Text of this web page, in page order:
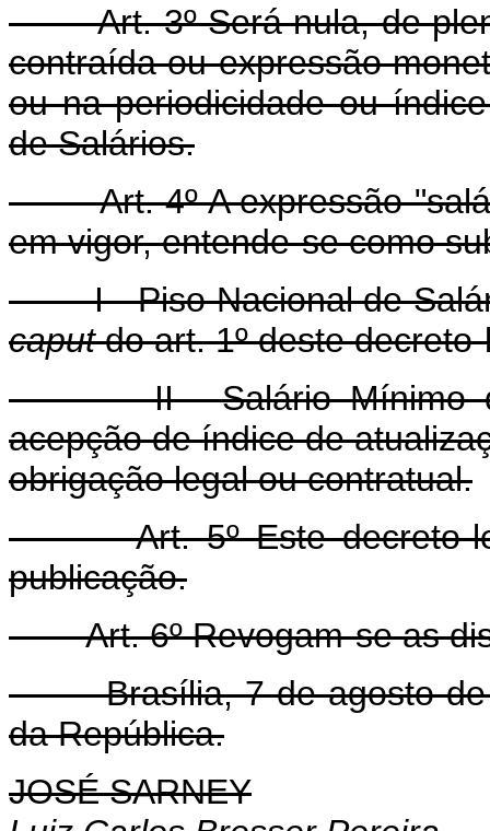
Art. 3º Será nula, de
contraída ou expressão
ou na periodicidade ou
de Salários.
Art. 4º A expressão
em vigor, entende-se como
I - Piso Nacional de
caputdo art. 1º deste
II - Salário Mínimo de
acepção de índice de
obrigação legal ou contratual.
Art. 5º Este decreto-lei
publicação.
Art. 6º Revogam-se as
Brasília, 7 de agosto de
da República.
JOSÉ SARNEY